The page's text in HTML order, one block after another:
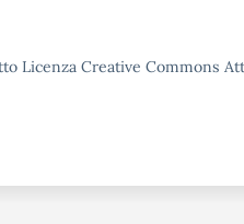
Licenza Creative Commons